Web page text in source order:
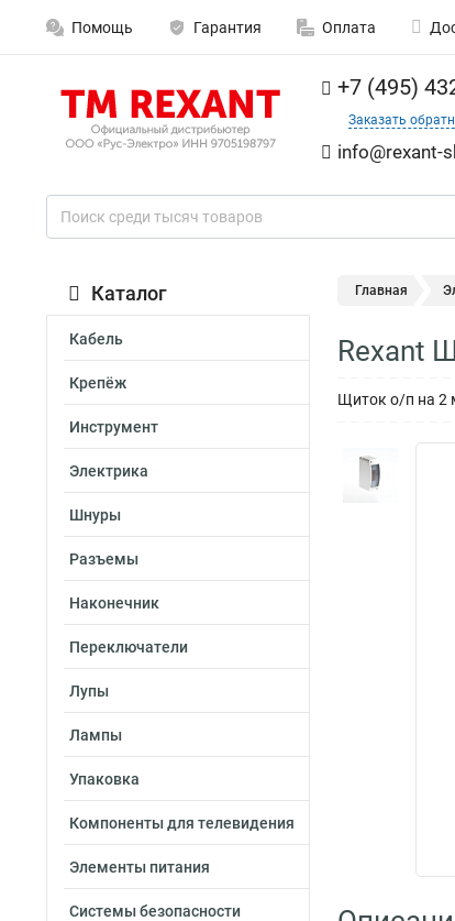
Помощь Гарантия Оплата
+7 (495)
Заказать
info@rexant-
Каталог
Кабель
Крепёж
Инструмент
Электрика
Шнуры
Разъемы
Наконечник
Переключатели
Лупы
Лампы
Упаковка
Компоненты для телевидения
Элементы питания
Системы безопасности
Главная
Rexant
Щиток о/п на 2